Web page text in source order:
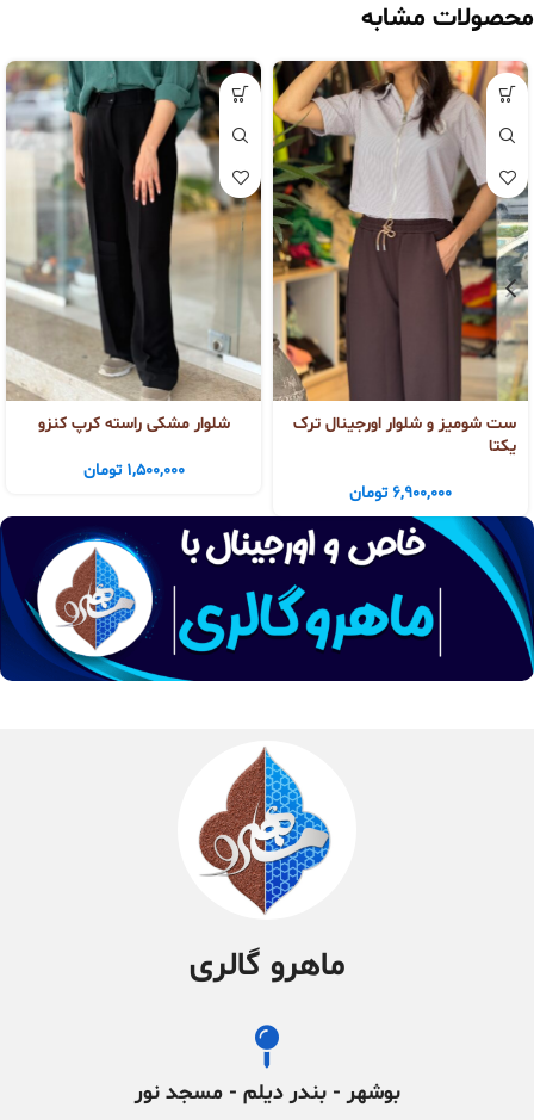
محصولات مشابه
ست شومیز و شلوار اورجینال ترک
یکتا
6,900,000 تومان
شلوار مشکی راسته کرپ کنزو
1,500,000 تومان
ماهرو گالری
بوشهر - بندر دیلم - مسجد نور